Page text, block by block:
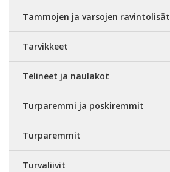
Tammojen ja varsojen ravintolisät
Tarvikkeet
Telineet ja naulakot
Turparemmi ja poskiremmit
Turparemmit
Turvaliivit